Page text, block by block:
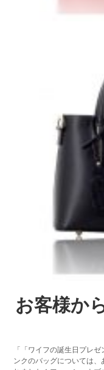
お客様か
「「ワイフの誕生日プレ
ンクのバッグについては